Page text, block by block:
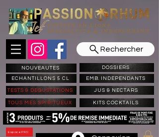
Rechercher
NOUVEAUTES
ECHANTILLONS 5 CL
DOSSIERS
EMB. INDEPENDANTS
TESTS & DEGUSTATIONS JUS & NECTARS
TOUS MES SPIRITUEUX KITS COCKTAILS
Espace PRO